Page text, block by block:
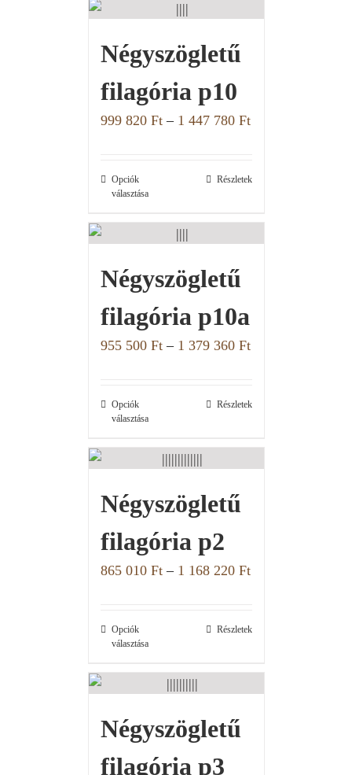
Négyszögletű
filagória p10
999 820 Ft– 1 447 780 Ft
Opciók
választása
Részletek
Négyszögletű
filagória p10a
955 500 Ft– 1 379 360 Ft
Opciók
választása
Részletek
Négyszögletű
filagória p2
865 010 Ft– 1 168 220 Ft
Opciók
választása
Részletek
Négyszögletű
filagória p3